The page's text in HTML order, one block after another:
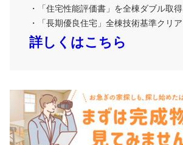
・「住宅性能評価書」を全棟ダブル取得
・「長期優良住宅」全棟技術基準クリア
詳しくはこちら